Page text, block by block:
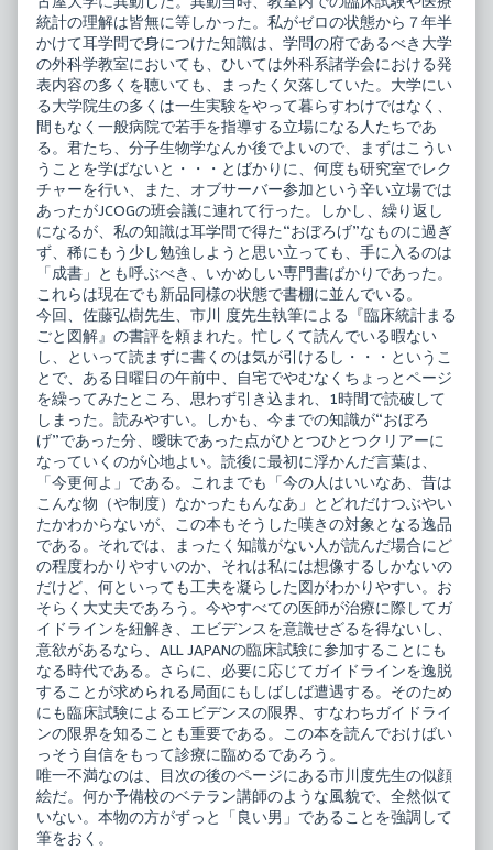
統計の理解は皆無に等しかった。私がゼロの状態から７年半
かけて耳学問で身につけた知識は、学問の府であるべき大学
の外科学教室においても、ひいては外科系諸学会における発
表内容の多くを聴いても、まったく欠落していた。大学にい
る大学院生の多くは一生実験をやって暮らすわけではなく、
間もなく一般病院で若手を指導する立場になる人たちであ
る。君たち、分子生物学なんか後でよいので、まずはこうい
うことを学ばないと・・・とばかりに、何度も研究室でレク
チャーを行い、また、オブサーバー参加という辛い立場では
あったがJCOGの班会議に連れて行った。しかし、繰り返し
になるが、私の知識は耳学問で得た“おぼろげ”なものに過ぎ
ず、稀にもう少し勉強しようと思い立っても、手に入るのは
「成書」とも呼ぶべき、いかめしい専門書ばかりであった。
これらは現在でも新品同様の状態で書棚に並んでいる。
今回、佐藤弘樹先生、市川 度先生執筆による『臨床統計まる
ごと図解』の書評を頼まれた。忙しくて読んでいる暇ない
し、といって読まずに書くのは気が引けるし・・・というこ
とで、ある日曜日の午前中、自宅でやむなくちょっとページ
を繰ってみたところ、思わず引き込まれ、1時間で読破して
しまった。読みやすい。しかも、今までの知識が“おぼろ
げ”であった分、曖昧であった点がひとつひとつクリアーに
なっていくのが心地よい。読後に最初に浮かんだ言葉は、
「今更何よ」である。これまでも「今の人はいいなあ、昔は
こんな物（や制度）なかったもんなあ」とどれだけつぶやい
たかわからないが、この本もそうした嘆きの対象となる逸品
である。それでは、まったく知識がない人が読んだ場合にど
の程度わかりやすいのか、それは私には想像するしかないの
だけど、何といっても工夫を凝らした図がわかりやすい。お
そらく大丈夫であろう。今やすべての医師が治療に際してガ
イドラインを紐解き、エビデンスを意識せざるを得ないし、
意欲があるなら、ALL JAPANの臨床試験に参加することにも
なる時代である。さらに、必要に応じてガイドラインを逸脱
することが求められる局面にもしばしば遭遇する。そのため
にも臨床試験によるエビデンスの限界、すなわちガイドライ
ンの限界を知ることも重要である。この本を読んでおけばい
っそう自信をもって診療に臨めるであろう。
唯一不満なのは、目次の後のページにある市川度先生の似顔
絵だ。何か予備校のベテラン講師のような風貌で、全然似て
いない。本物の方がずっと「良い男」であることを強調して
筆をおく。